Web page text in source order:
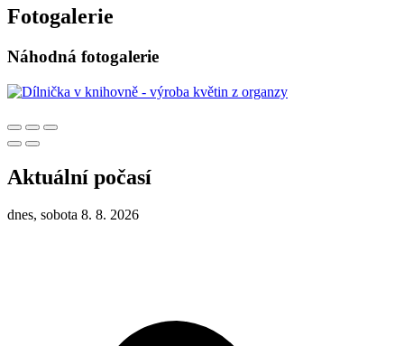
Fotogalerie
Náhodná fotogalerie
Aktuální počasí
dnes, sobota 8. 8. 2026